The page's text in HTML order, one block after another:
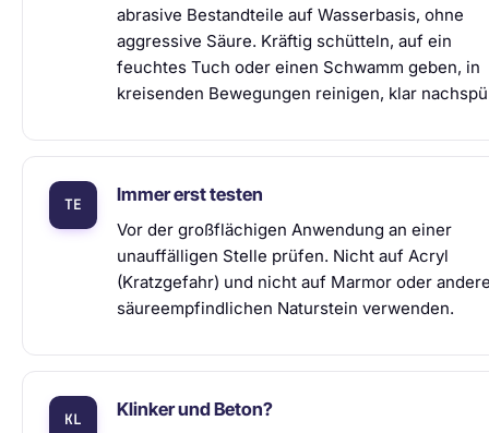
abrasive Bestandteile auf Wasserbasis, ohne
aggressive Säure. Kräftig schütteln, auf ein
feuchtes Tuch oder einen Schwamm geben, in
kreisenden Bewegungen reinigen, klar
Immer erst testen
Vor der großflächigen Anwendung an einer
unauffälligen Stelle prüfen. Nicht auf Acryl
(Kratzgefahr) und nicht auf Marmor oder
säureempfindlichen Naturstein verwenden.
Klinker und Beton?